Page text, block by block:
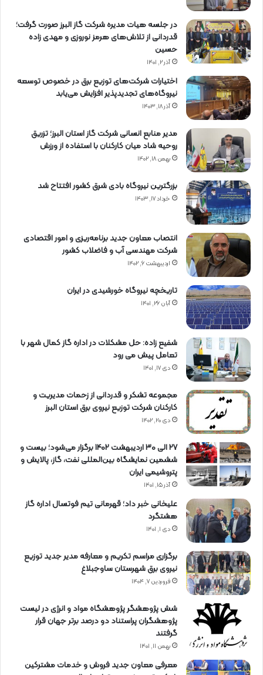
در جلسه هیات مدیره شرکت گاز البرز صورت گرفت؛
قدردانی از تلاش‌های هرمز نوروزی و مهدی زاده
حسین
آذر ۲, ۱۴۰۱
اختیارات شرکت‌های توزیع برق در خصوص توسعه
نیروگاه‌های تجدیدپذیر افزایش می‌یابد
آذر ۱۸, ۱۴۰۳
مدیر منابع انسانی شرکت گاز استان البرز؛ تزریق
روحیه شاد میان کارکنان با استفاده از ورزش
بهمن ۱۸, ۱۴۰۲
بزرگترین نیروگاه بادی شرق کشور افتتاح شد
خرداد ۱۷, ۱۴۰۳
انتصاب معاون جدید برنامه‌ریزی و امور اقتصادی
شرکت مهندسی آب و فاضلاب کشور
اردیبهشت ۶, ۱۴۰۲
تاریخچه نیروگاه خورشیدی در ایران
آبان ۲۶, ۱۴۰۱
شفیع زاده: حل مشکلات در اداره گاز کمال شهر با
تعامل پیش می رود
دی ۱۷, ۱۴۰۱
مجموعه تشکر و قدردانی از زحمات مدیریت و
کارکنان شرکت توزیع نیروی برق استان البرز
دی ۲۰, ۱۴۰۲
27 الی 30 اردیبهشت 1402 برگزار می‌شود؛ بیست و
ششمین نمایشگاه بین‌المللی نفت، گاز، پالایش و
پتروشیمی ایران
آذر ۱۵, ۱۴۰۱
علیخانی خبر داد؛ قهرمانی تیم فوتسال اداره گاز
هشتگرد
دی ۱, ۱۴۰۱
برگزاری مراسم تكریم و معارفه مدیر جدید توزیع
نیروی برق شهرستان ساوجبلاغ
فروردین ۷, ۱۴۰۴
شش پژوهشگر پژوهشگاه مواد و انرژی در لیست
پژوهشگران پراستناد دو درصد برتر جهان قرار
گرفتند
بهمن ۱۱, ۱۴۰۱
معرفی معاون جدید فروش و خدمات مشتركین